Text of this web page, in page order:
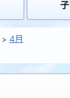
4月